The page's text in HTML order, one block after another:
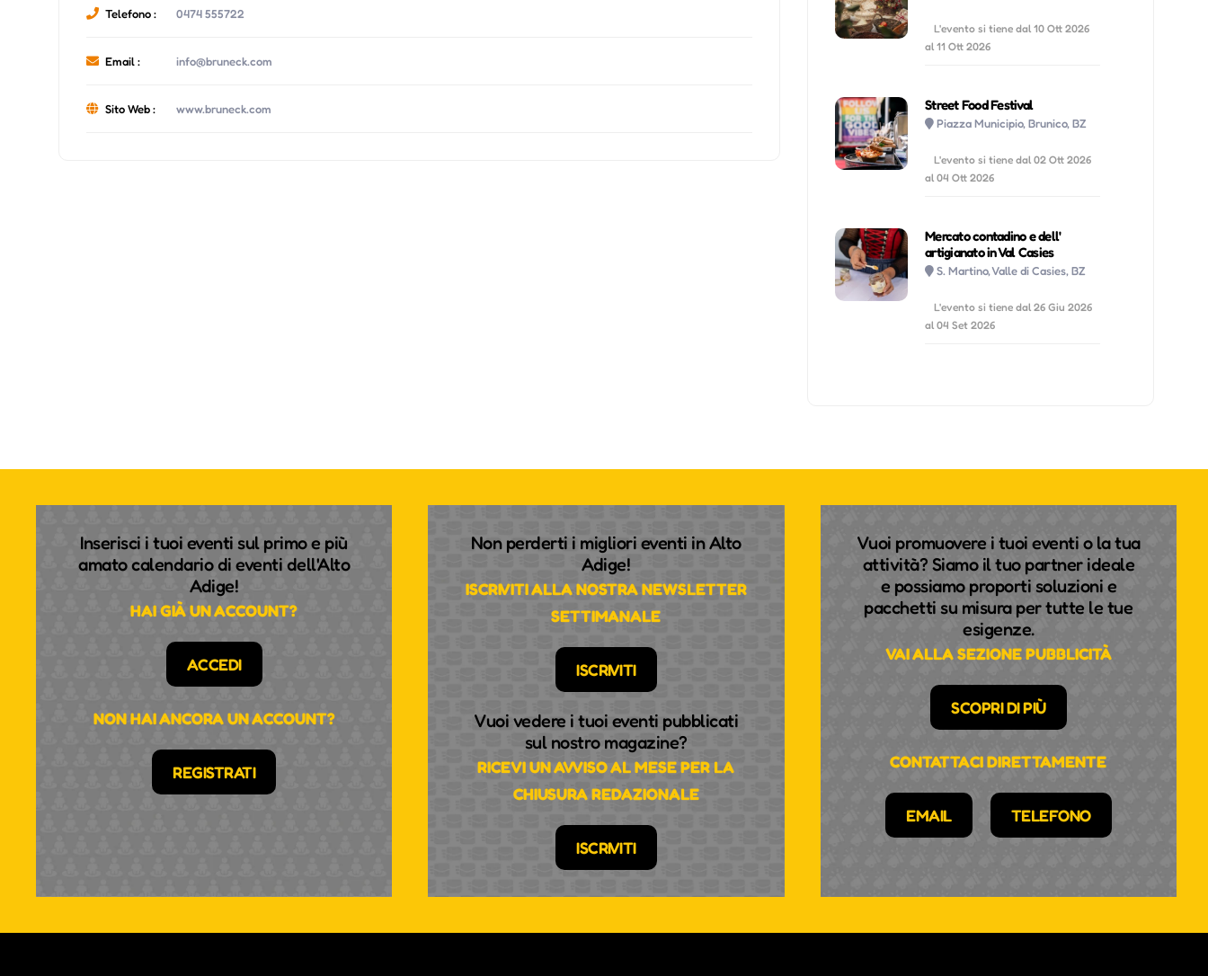
Telefono : 0474 555722
Email : info@bruneck.com
Sito Web : www.bruneck.com
L'evento si tiene dal 10 Ott 2026
al 11 Ott 2026
Street Food Festival
Piazza Municipio, Brunico, BZ
L'evento si tiene dal 02 Ott 2026
al 04 Ott 2026
Mercato contadino e dell'
artigianato in Val Casies
S. Martino, Valle di Casies, BZ
L'evento si tiene dal 26 Giu 2026
al 04 Set 2026
Inserisci i tuoi eventi sul primo e più
amato calendario di eventi dell'Alto
Adige!
HAI GIÀ UN ACCOUNT?
ACCEDI
NON HAI ANCORA UN ACCOUNT?
REGISTRATI
Non perderti i migliori eventi in Alto
Adige!
ISCRIVITI ALLA NOSTRA NEWSLETTER
SETTIMANALE
ISCRIVITI
Vuoi vedere i tuoi eventi pubblicati
sul nostro magazine?
RICEVI UN AVVISO AL MESE PER LA
CHIUSURA REDAZIONALE
ISCRIVITI
Vuoi promuovere i tuoi eventi o la tua
attività? Siamo il tuo partner ideale
e possiamo proporti soluzioni e
pacchetti su misura per tutte le tue
esigenze.
VAI ALLA SEZIONE PUBBLICITÀ
SCOPRI DI PIÙ
CONTATTACI DIRETTAMENTE
EMAIL TELEFONO